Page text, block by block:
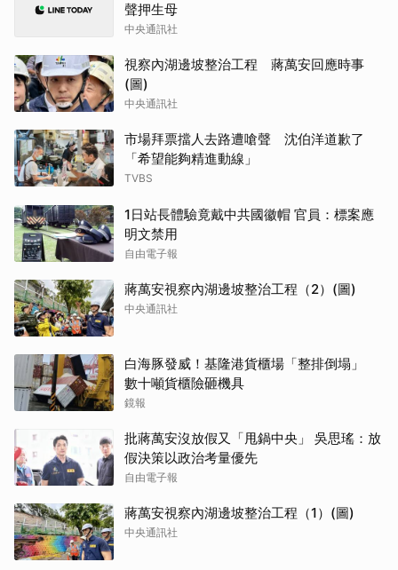
聲押生母
中央通訊社
視察內湖邊坡整治工程 蔣萬安回應時事
(圖)
中央通訊社
市場拜票擋人去路遭嗆聲 沈伯洋道歉了
「希望能夠精進動線」
TVBS
1日站長體驗竟戴中共國徽帽 官員：標案應
明文禁用
自由電子報
蔣萬安視察內湖邊坡整治工程（2）(圖)
中央通訊社
白海豚發威！基隆港貨櫃場「整排倒塌」
數十噸貨櫃險砸機具
鏡報
批蔣萬安沒放假又「甩鍋中央」 吳思瑤：放
假決策以政治考量優先
自由電子報
蔣萬安視察內湖邊坡整治工程（1）(圖)
中央通訊社